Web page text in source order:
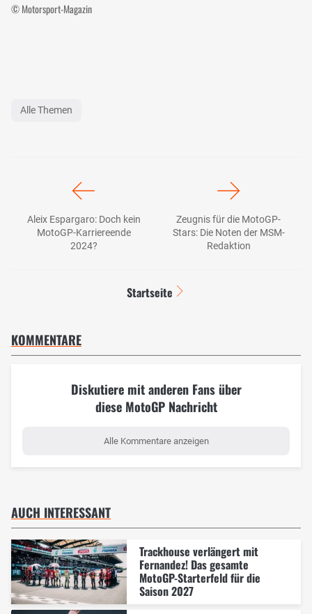
© Motorsport-Magazin
Alle Themen
Aleix Espargaro: Doch kein
MotoGP-Karriereende
2024?
Zeugnis für die MotoGP-
Stars: Die Noten der MSM-
Redaktion
Startseite
KOMMENTARE
Diskutiere mit anderen Fans über
diese MotoGP Nachricht
Alle Kommentare anzeigen
AUCH INTERESSANT
Trackhouse verlängert mit
Fernandez! Das gesamte
MotoGP-Starterfeld für die
Saison 2027